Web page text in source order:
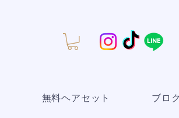
無料ヘアセット ブロ